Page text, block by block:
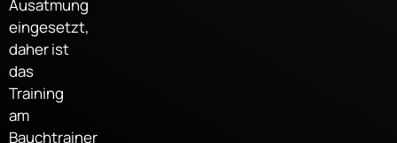
Ausatmung
eingesetzt,
daher ist
das
Training
am
Bauchtrainer